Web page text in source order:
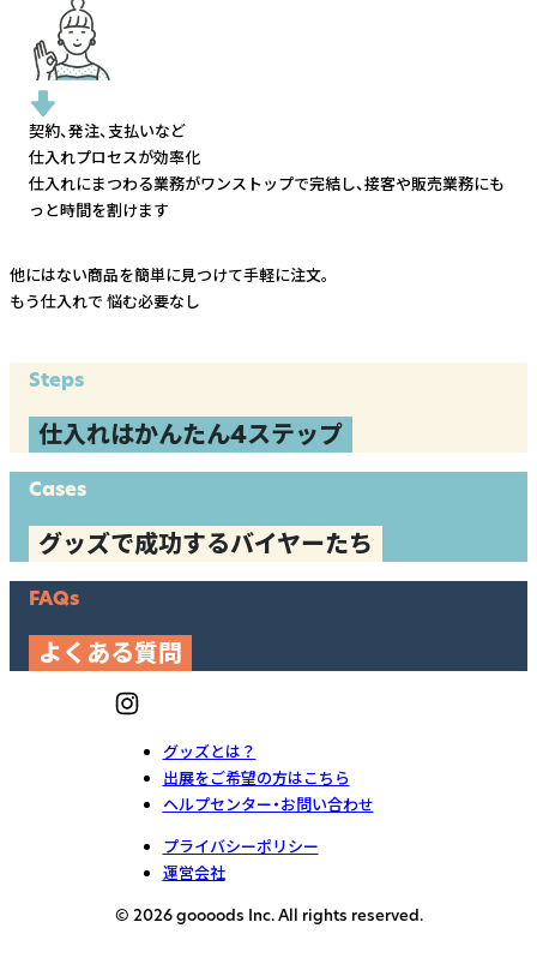
契約、発注、支払いなど
仕入れプロセスが効率化
仕入れにまつわる業務がワンストップで完結し、接客や販売業務にも
っと時間を割けます
他にはない商品を簡単に見つけて手軽に注文。
もう仕入れで 悩む必要なし
Steps
仕入れはかんたん4ステップ
Cases
グッズで成功するバイヤーたち
FAQs
よくある質問
グッズとは？
出展をご希望の方はこちら
ヘルプセンター・お問い合わせ
プライバシーポリシー
運営会社
© 2026 goooods Inc. All rights reserved.